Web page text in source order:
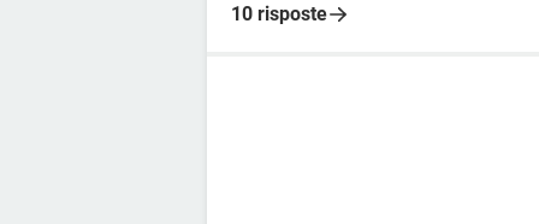
10 risposte